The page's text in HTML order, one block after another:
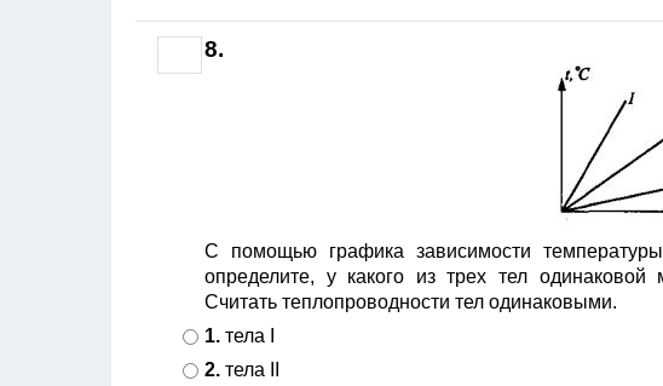
8.
С помощью графика зависимости
определите, у какого из трех тел
Считать теплопроводности тел одинаковыми.
1. тела I
2. тела II